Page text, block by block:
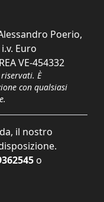
Poerio,
Euro
VE-454332
È
con qualsiasi
il nostro
o